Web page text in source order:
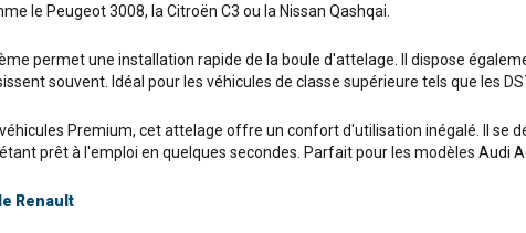
le Peugeot 3008, la Citroën C3 ou la Nissan Qashqai.
permet une installation rapide de la boule d'attelage. Il dispose
souvent. Idéal pour les véhicules de classe supérieure tels que les
Premium, cet attelage offre un confort d'utilisation inégalé. Il se
prêt à l'emploi en quelques secondes. Parfait pour les modèles Audi
Renault